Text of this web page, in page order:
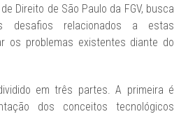
Direito de São Paulo da FGV, busca
desafios relacionados a estas
os problemas existentes diante do
em três partes. A primeira é
dos conceitos tecnológicos